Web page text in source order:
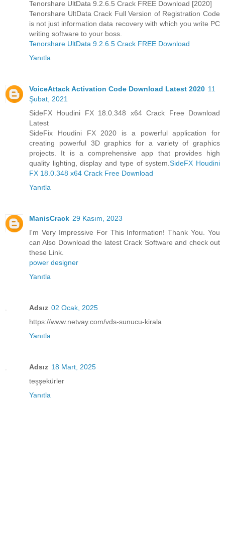
Tenorshare UltData 9.2.6.5 Crack FREE Download [2020]
Tenorshare UltData Crack Full Version of Registration Code
is not just information data recovery with which you write PC
writing software to your boss.
Tenorshare UltData 9.2.6.5 Crack FREE Download
Yanıtla
VoiceAttack Activation Code Download Latest 2020 11
Şubat, 2021
SideFX Houdini FX 18.0.348 x64 Crack Free Download
Latest
SideFix Houdini FX 2020 is a powerful application for
creating powerful 3D graphics for a variety of graphics
projects. It is a comprehensive app that provides high
quality lighting, display and type of system.SideFX Houdini
FX 18.0.348 x64 Crack Free Download
Yanıtla
ManisCrack 29 Kasım, 2023
I'm Very Impressive For This Information! Thank You. You
can Also Download the latest Crack Software and check out
these Link.
power designer
Yanıtla
Adsız 02 Ocak, 2025
https://www.netvay.com/vds-sunucu-kirala
Yanıtla
Adsız 18 Mart, 2025
teşşekürler
Yanıtla